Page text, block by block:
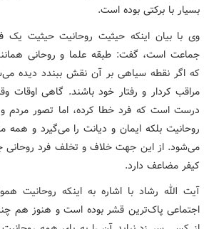
بسیار با برکتی بوده است.
وی با بیان اینکه حیثیت روحانیت حیثیت
جماعت است، گفت: طبقه علما و روحانی
که اگر نقطه سیاهی بر آن نقش ببندد دیده
مراقب کردار و رفتار خود باشند. گاهی اوقات
درست است که فرد خطا کرده، اما تصور مردم و
روحانیت بلکه ایمان و دیانت را می‌گیرد و
می‌شود. از این جهت خلاف و تخلف فرد
کیفر مضاعف دارد.
آیت الله رشاد با اشاره به اینکه روحانیت
اجتماعی پاک‌ترین قشر بوده است و هنوز هم